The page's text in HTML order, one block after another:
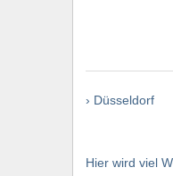
› Düsseldorf
Hier wird viel